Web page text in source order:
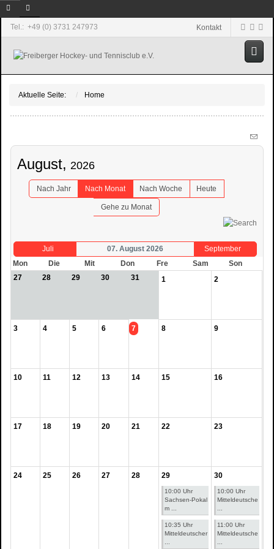
Tel.: +49 (0) 3731 247973 Kontakt
Aktuelle Seite: Home
August, 2026
Nach Jahr Nach Monat Nach Woche Heute
Gehe zu Monat
Juli 07. August 2026
September
Mon
Die Mit Don Fre Sam
Son
27
28 29 30 31 1 2
3 4 5 6 7 8 9
10 11 12 13 14 15 16
17 18 19 20 21 22 23
24 25 26 27 28 29
10:00 Uhr
Sachsen-Pokal
m ...
10:35 Uhr
Mitteldeutscher
30
10:00 Uhr
Mitteldeutsche
11:00 Uhr
Mitteldeutsche